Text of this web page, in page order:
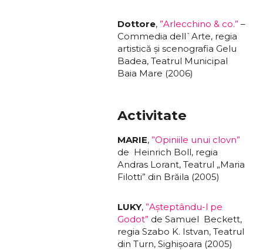
Dottore, ”Arlecchino & co.” –
Commedia dell`Arte, regia
artistică și scenografia Gelu
Badea, Teatrul Municipal
Baia Mare (2006)
Activitate
MARIE, ”Opiniile unui clovn”
de Heinrich Boll, regia
Andras Lorant, Teatrul „Maria
Filotti” din Brăila (2005)
LUKY, ”Aşteptându-l pe
Godot” de Samuel Beckett,
regia Szabo K. Istvan, Teatrul
din Turn, Sighişoara (2005)